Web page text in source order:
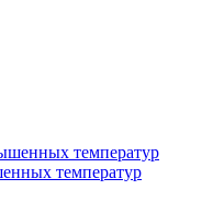
температур